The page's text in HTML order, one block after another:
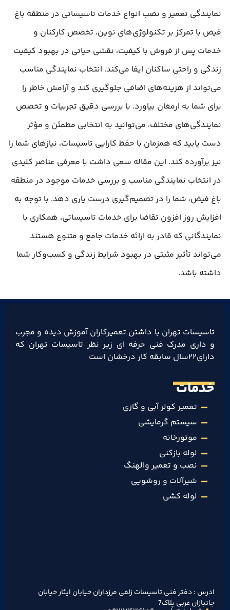
نمایندگی تعمیر و نصب انواع خدمات تاسیساتی در منطقه باغ
فیض با تمرکز بر تکنولوژی‌های نوین، تخصص کارکنان و
خدمات پس از فروش با کیفیت، نقشی حیاتی در بهبود کیفیت
زندگی و راحتی ساکنان ایفا می‌کند. انتخاب نمایندگی مناسب
می‌تواند از هزینه‌های اضافی جلوگیری کند و آرامش خاطر را
برای شما به ارمغان بیاورد. با بررسی دقیق تجربیات و تخصص
نمایندگی‌های مختلف، می‌توانید به انتخابی مطمئن و مؤثر
دست یابید که همزمان با حفظ کارایی تاسیسات، نیازهای شما را
نیز برآورده کند. این مقاله سعی داشت با معرفی عناصر کلیدی
در انتخاب نمایندگی مناسب و بررسی خدمات موجود در منطقه
باغ فیض، شما را در تصمیم‌گیری درست یاری دهد. با توجه به
افزایش روز افزون تقاضا برای خدمات تاسیساتی، همکاری با
نمایندگانی که قادر به ارائه خدمات جامع و متنوع هستند
می‌تواند تأثیر مثبتی در بهبود شرایط زندگی و کسب‌وکار شما
داشته باشد.
تاسیسات تهران با داشتن تعمیرکاران آموزش دیده و مجرب
و داری مدرک فنی حرفه ای زیر نظر تاسیسات تهران که
دارای۲۲سال سابقه کار درخشان است
خدمات
تعمیر کولر آبی و گازی
سیستم گرمایشی
موتورخانه
لوله بازکنی
نصب و تعمیر والهنگ
شیرآلات و روشویی
لوله کشی
ادرس : دفتر فنی تاسیسات زلفی مرزداران خیابان ایثار خیابان
جانبازان غربی پلاک7